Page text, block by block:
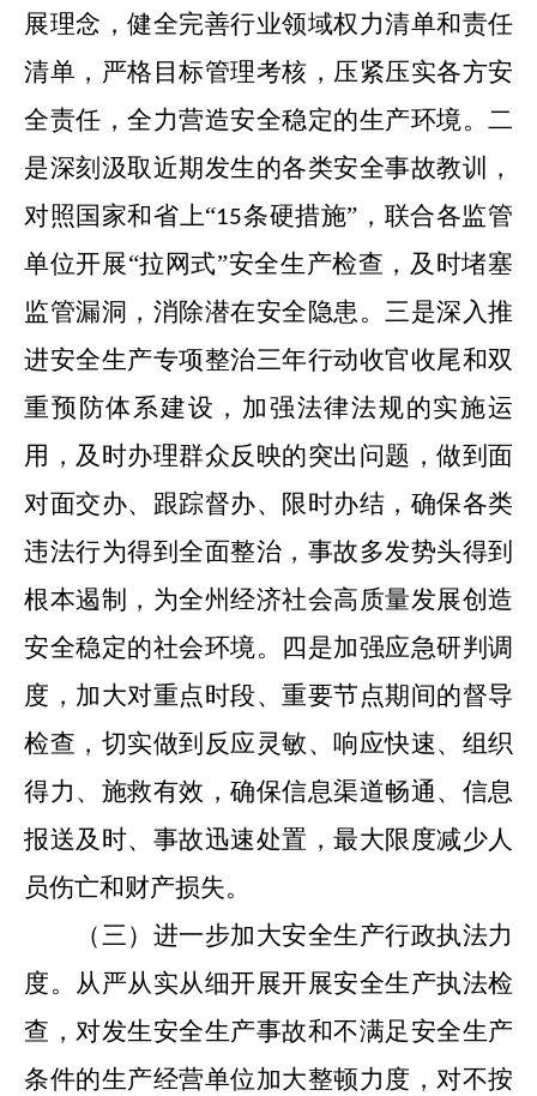
展理念，健全完善行业领域权力清单和责任
清单，严格目标管理考核， 压紧压实各方安
全责任，全力营造安全稳定的生产环境。 二
是深刻汲取近期发生的各类安全事故教训，
对照国家和省上“15条硬措施”，联合各监管
单位开展“拉网式”安全生产检查，及时堵塞
监管漏洞，消除潜在安全隐患。 三是深入推
进安全生产专项整治三年行动收官收尾和双
重预防体系建设，加强法律法规的实施运
用， 及时办理群众反映的突出问题，做到面
对面交办、跟踪督办、限时办结，确保各类
违法行为得到全面整治，事故多发势头得到
根本遏制，为全州经济社会高质量发展创造
安全稳定的社会环境。 四是加强应急研判调
度，加大对重点时段、重要节点期间的督导
检查，切实做到反应灵敏、响应快速、组织
得力、施救有效，确保信息渠道畅通、信息
报送及时、事故迅速处置，最大限度减少人
员伤亡和财产损失。
（三）进一步加大安全生产行政执法力
度。 从严从实从细开展开展安全生产执法检
查，对发生安全生产事故和不满足安全生产
条件的生产经营单位加大整顿力度，对不按